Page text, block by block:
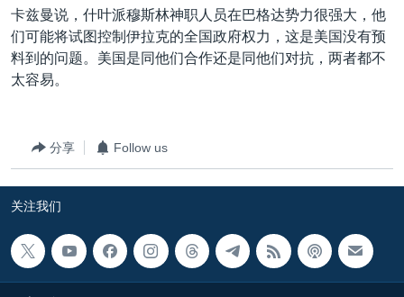
卡兹曼说，什叶派穆斯林神职人员在巴格达势力很强大，他
们可能将试图控制伊拉克的全国政府权力，这是美国没有预
料到的问题。美国是同他们合作还是同他们对抗，两者都不
太容易。
分享 Follow us
关注我们